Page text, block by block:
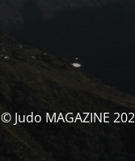
© Judo MAGAZINE